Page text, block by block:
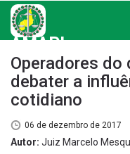
AMAPI
Operadores
debater a
cotidiano
06 de dezembro de 2017
Autor: Juiz Marcelo